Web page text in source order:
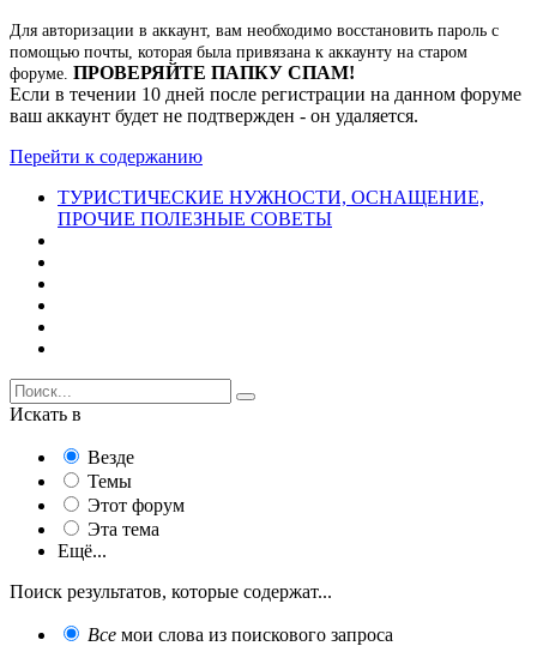
Для авторизации в аккаунт, вам необходимо восстановить пароль с
помощью почты, которая была привязана к аккаунту на старом
форуме. ПРОВЕРЯЙТЕ ПАПКУ СПАМ!
Если в течении 10 дней после регистрации на данном форуме
ваш аккаунт будет не подтвержден - он удаляется.
Перейти к содержанию
ТУРИСТИЧЕСКИЕ НУЖНОСТИ, ОСНАЩЕНИЕ,
ПРОЧИЕ ПОЛЕЗНЫЕ СОВЕТЫ
Искать в
Везде
Темы
Этот форум
Эта тема
Ещё...
Поиск результатов, которые содержат...
Все мои слова из поискового запроса